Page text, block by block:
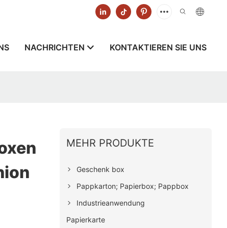
NACHRICHTEN KONTAKTIEREN SIE UNS
MEHR PRODUKTE
Geschenk box
Pappkarton; Papierbox; Pappbox
Industrieanwendung
Papierkarte